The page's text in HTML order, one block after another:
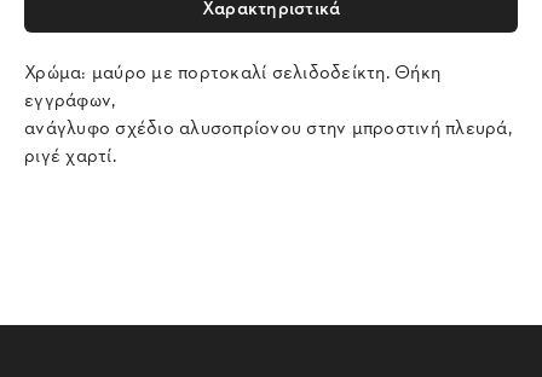
Χαρακτηριστικά
Χρώμα: μαύρο με πορτοκαλί σελιδοδείκτη. Θήκη
εγγράφων,
ανάγλυφο σχέδιο αλυσοπρίονου στην μπροστινή πλευρά,
ριγέ χαρτί.